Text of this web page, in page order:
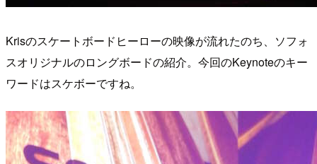
Krisのスケートボードヒーローの映像が流れたのち、ソフォ
スオリジナルのロングボードの紹介。今回のKeynoteのキー
ワードはスケボーですね。